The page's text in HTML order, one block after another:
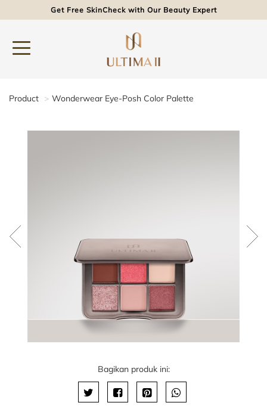
Get Free SkinCheck with Our Beauty Expert
Product Wonderwear Eye-Posh Color Palette
Bagikan produk ini: